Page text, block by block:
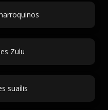
Zulu
suaílis